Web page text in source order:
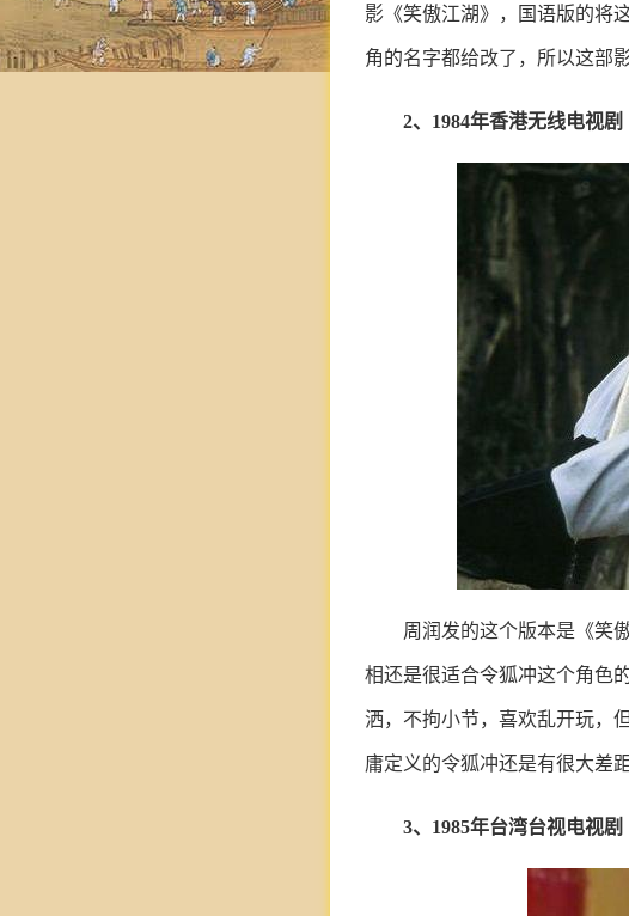
影《笑傲江湖》，国语版的将
角的名字都给改了，所以这部
2、1984年香港无线电视
周润发的这个版本是《笑
相还是很适合令狐冲这个角色
洒，不拘小节，喜欢乱开玩，
庸定义的令狐冲还是有很大差距
3、1985年台湾台视电视